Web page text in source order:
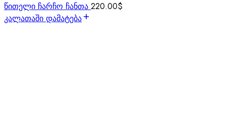
წითელი ჩარჩო ჩანთა 220.00$
კალათაში დამატება